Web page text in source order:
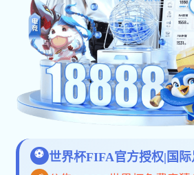
学术动态
学术动态
学术报告--国家自然科学基金
发布时间：2025-12-12 来源： 作